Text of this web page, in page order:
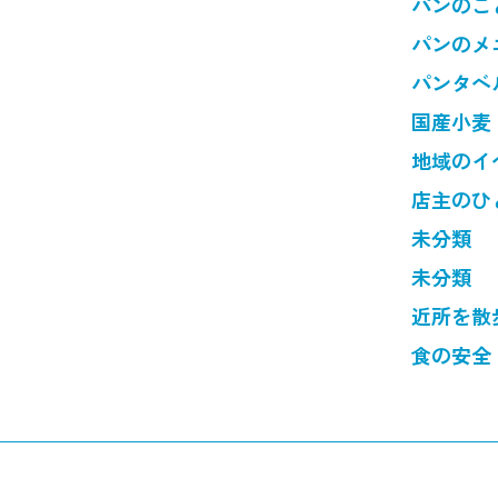
パンのメ
パンタベ
国産小麦
地域のイ
店主のひ
未分類
未分類
近所を散
食の安全